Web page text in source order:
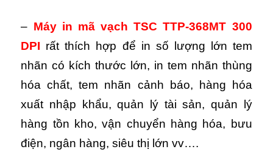
– Máy in mã vạch TSC TTP-368MT 300
DPI rất thích hợp để in số lượng lớn tem
nhãn có kích thước lớn, in tem nhãn thùng
hóa chất, tem nhãn cảnh báo, hàng hóa
xuất nhập khẩu, quản lý tài sản, quản lý
hàng tồn kho, vận chuyển hàng hóa, bưu
điện, ngân hàng, siêu thị lớn vv….